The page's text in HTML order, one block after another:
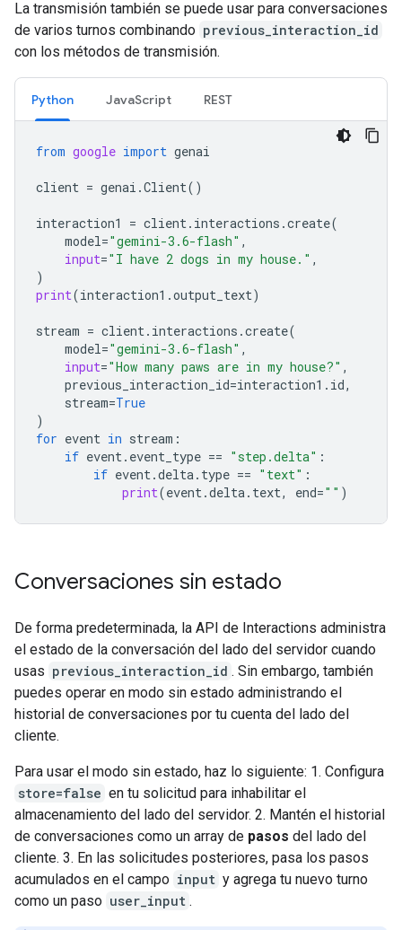
La transmisión también se puede usar para conversaciones
de varios turnos combinando previous_interaction_id
con los métodos de transmisión.
Python JavaScript REST
from google import genai
client = genai .Client()
interaction1 = client. interactions .create(
model="gemini-3.6-flash" ,
input="I have 2 dogs in my house." ,
)
print(interaction1 .output_text)
stream = client. interactions .create(
model="gemini-3.6-flash" ,
input="How many paws are in my house?" ,
previous_interaction_id=interaction1 . id,
stream=True
)
for event in stream :
if event. event_type == "step.delta" :
if event.delta. type == "text" :
print(event.delta. text, end="" )
Conversaciones sin estado
De forma predeterminada, la API de Interactions administra
el estado de la conversación del lado del servidor cuando
usas previous_interaction_id . Sin embargo, también
puedes operar en modo sin estado administrando el
historial de conversaciones por tu cuenta del lado del
cliente.
Para usar el modo sin estado, haz lo siguiente: 1. Configura
store=false en tu solicitud para inhabilitar el
almacenamiento del lado del servidor. 2. Mantén el historial
de conversaciones como un array de pasos del lado del
cliente. 3. En las solicitudes posteriores, pasa los pasos
acumulados en el campo input y agrega tu nuevo turno
como un paso user_input .